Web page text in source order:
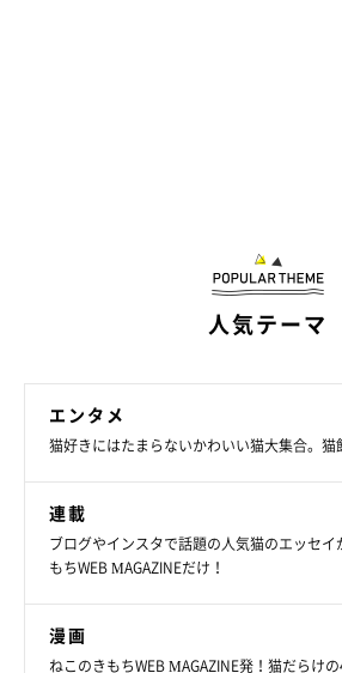
人気テーマ
エンタメ
猫好きにはたまらないかわいい猫大集合。猫
連載
ブログやインスタで話題の人気猫のエッセ
もちWEB MAGAZINEだけ！
漫画
ねこのきもちWEB MAGAZINE発！猫だらけ